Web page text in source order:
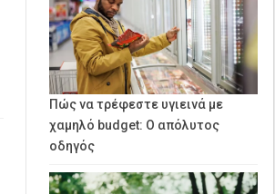
Πώς να τρέφεστε υγιεινά με
χαμηλό budget: Ο απόλυτος
οδηγός